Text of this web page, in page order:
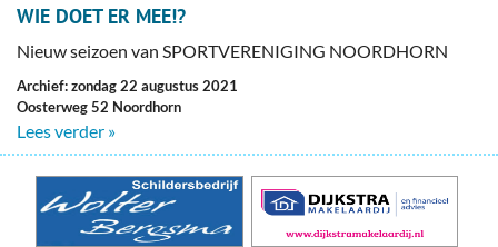
WIE DOET ER MEE!?
Nieuw seizoen van SPORTVERENIGING NOORDHORN
Archief: zondag 22 augustus 2021
Oosterweg 52 Noordhorn
Lees verder »